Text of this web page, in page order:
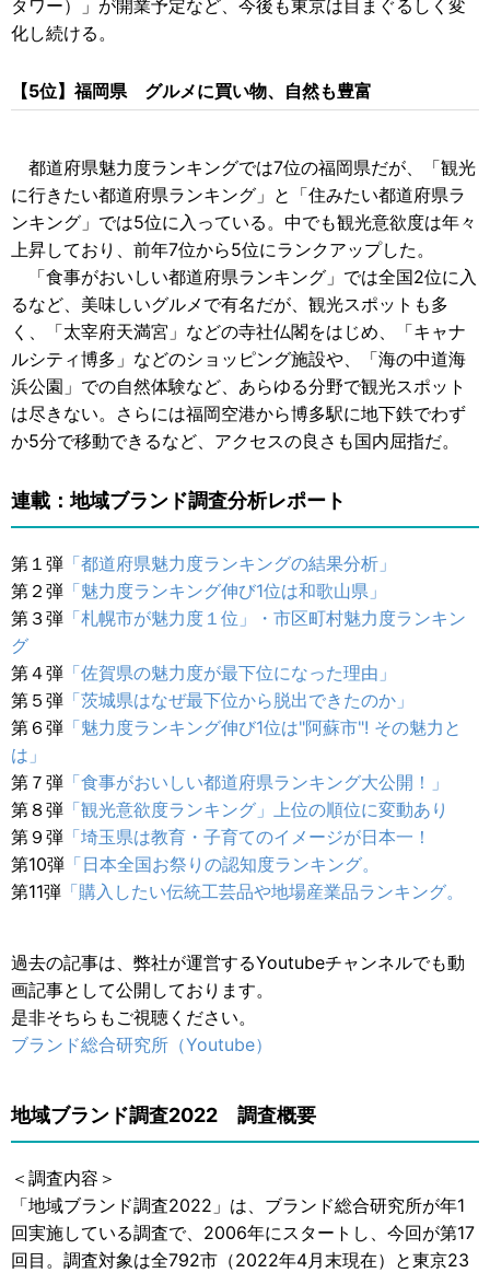
タワー）」が開業予定など、今後も東京は目まぐるしく変
化し続ける。
【5位】福岡県 グルメに買い物、自然も豊富
都道府県魅力度ランキングでは7位の福岡県だが、「観光
に行きたい都道府県ランキング」と「住みたい都道府県ラ
ンキング」では5位に入っている。中でも観光意欲度は年々
上昇しており、前年7位から5位にランクアップした。
「食事がおいしい都道府県ランキング」では全国2位に入
るなど、美味しいグルメで有名だが、観光スポットも多
く、「太宰府天満宮」などの寺社仏閣をはじめ、「キャナ
ルシティ博多」などのショッピング施設や、「海の中道海
浜公園」での自然体験など、あらゆる分野で観光スポット
は尽きない。さらには福岡空港から博多駅に地下鉄でわず
か5分で移動できるなど、アクセスの良さも国内屈指だ。
連載：地域ブランド調査分析レポート
第１弾 「都道府県魅力度ランキングの結果分析」
第２弾 「魅力度ランキング伸び1位は和歌山県」
第３弾 「札幌市が魅力度１位」・市区町村魅力度ランキン
グ
第４弾 「佐賀県の魅力度が最下位になった理由」
第５弾 「茨城県はなぜ最下位から脱出できたのか」
第６弾 「魅力度ランキング伸び1位は"阿蘇市"! その魅力と
は」
第７弾 「食事がおいしい都道府県ランキング大公開！」
第８弾 「観光意欲度ランキング」上位の順位に変動あり
第９弾 「埼玉県は教育・子育てのイメージが日本一！
第10弾 「日本全国お祭りの認知度ランキング。
第11弾 「購入したい伝統工芸品や地場産業品ランキング。
過去の記事は、弊社が運営するYoutubeチャンネルでも動
画記事として公開しております。
是非そちらもご視聴ください。
ブランド総合研究所（Youtube）
地域ブランド調査2022 調査概要
＜調査内容＞
「地域ブランド調査2022」は、ブランド総合研究所が年1
回実施している調査で、2006年にスタートし、今回が第17
回目。調査対象は全792市（2022年4月末現在）と東京23